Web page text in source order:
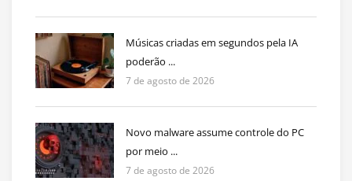
Músicas criadas em segundos pela IA
poderão ...
7 de agosto de 2026
Novo malware assume controle do PC
por meio ...
7 de agosto de 2026